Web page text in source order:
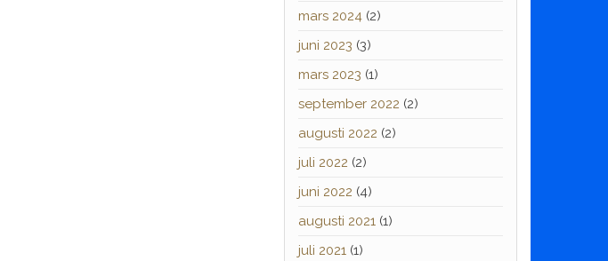
mars 2024(2)
juni 2023 (3)
mars 2023 (1)
september 2022 (2)
augusti 2022 (2)
juli 2022 (2)
juni 2022 (4)
augusti 2021(1)
juli 2021(1)